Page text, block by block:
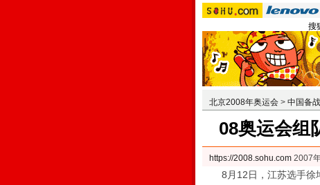
搜
北京2008年奥运会 > 中国备战
08奥运会组
https://2008.sohu.com 2007
8月12日，江苏选手徐坤